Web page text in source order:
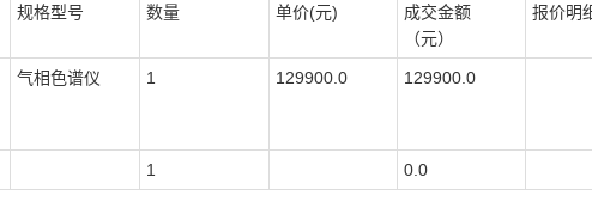
规格型号 数量 单价(元)
成交金额
（元）
报价明
气相色谱仪 1 129900.0 129900.0
1 0.0